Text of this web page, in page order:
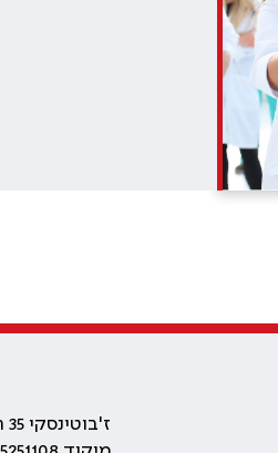
ז'בוטינסקי 35 רמת גן, בניין התאומים 2